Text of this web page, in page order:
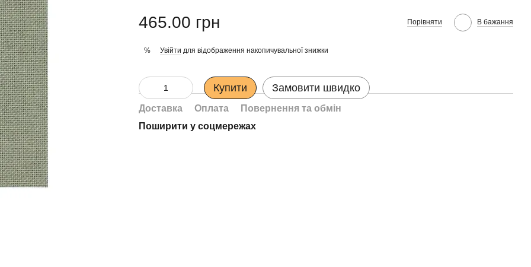
465.00 грн Порівняти В бажання
% Увійти для відображення накопичувальної знижки
Купити Замовити швидко
Доставка Оплата
Повернення та обмін
Поширити у соцмережах